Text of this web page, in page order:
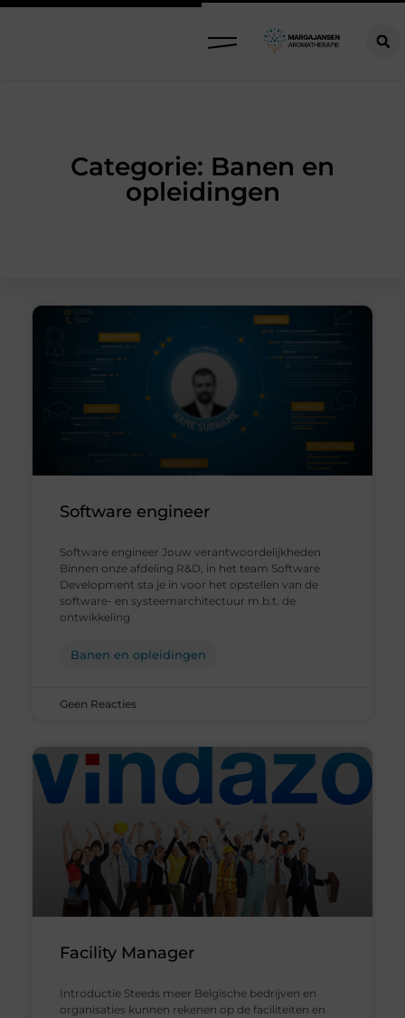
Categorie: Banen en
opleidingen
Software engineer
Software engineer Jouw verantwoordelijkheden
Binnen onze afdeling R&D, in het team Software
Development sta je in voor het opstellen van de
software- en systeemarchitectuur m.b.t. de
ontwikkeling
Banen en opleidingen
Geen Reacties
Facility Manager
Introductie Steeds meer Belgische bedrijven en
organisaties kunnen rekenen op de faciliteiten en